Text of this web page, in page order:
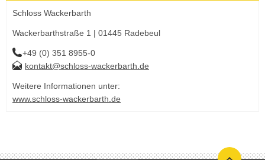
Schloss Wackerbarth
Wackerbarthstraße 1 | 01445 Radebeul
+49 (0) 351 8955-0
kontakt@schloss-wackerbarth.de
Weitere Informationen unter:
www.schloss-wackerbarth.de